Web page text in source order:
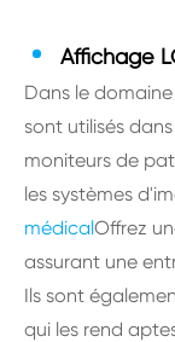
Affichage
Dans le
sont utilisés
moniteurs de
les systèmes
médicalOffrez
assurant une
Ils sont
qui les rend